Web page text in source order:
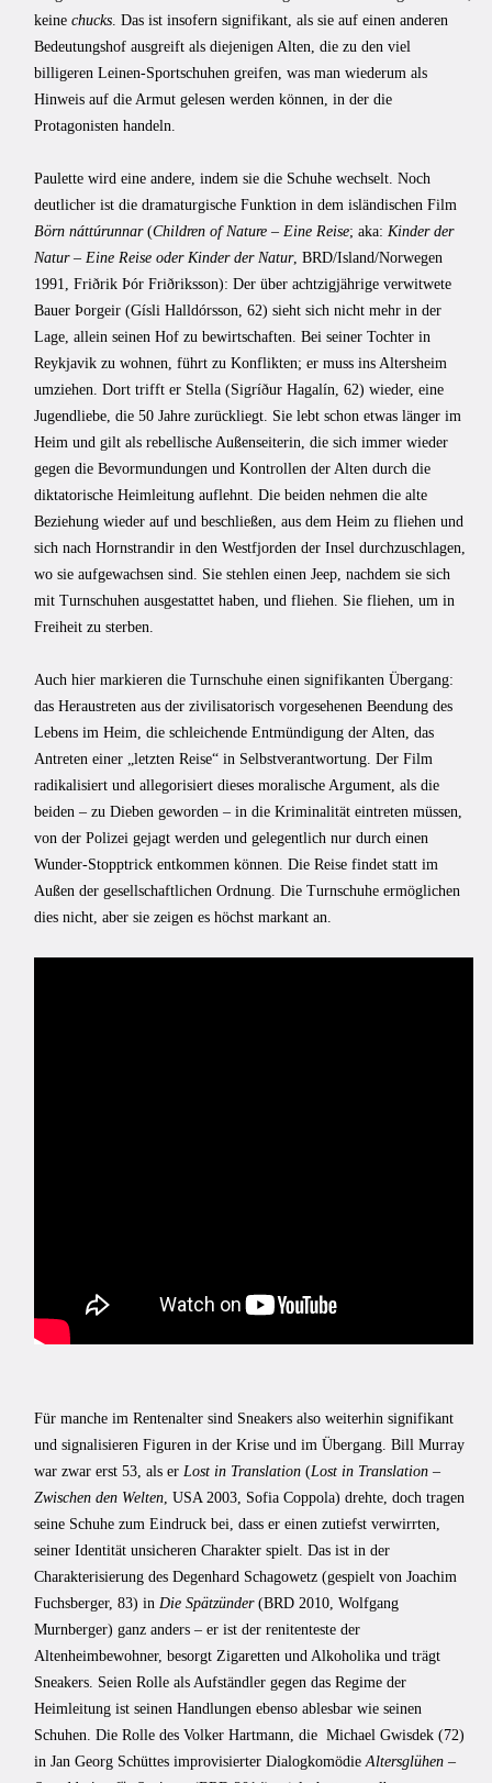
keine chucks. Das ist insofern signifikant, als sie auf einen anderen
Bedeutungshof ausgreift als diejenigen Alten, die zu den viel
billigeren Leinen-Sportschuhen greifen, was man wiederum als
Hinweis auf die Armut gelesen werden können, in der die
Protagonisten handeln.
Paulette wird eine andere, indem sie die Schuhe wechselt. Noch
deutlicher ist die dramaturgische Funktion in dem isländischen Film
Börn náttúrunnar(Children of Nature – Eine Reise; aka: Kinder der
Natur – Eine Reise oder Kinder der Natur, BRD/Island/Norwegen
1991, Friðrik Þór Friðriksson): Der über achtzigjährige verwitwete
Bauer Þorgeir (Gísli Halldórsson, 62) sieht sich nicht mehr in der
Lage, allein seinen Hof zu bewirtschaften. Bei seiner Tochter in
Reykjavik zu wohnen, führt zu Konflikten; er muss ins Altersheim
umziehen. Dort trifft er Stella (Sigríður Hagalín, 62) wieder, eine
Jugendliebe, die 50 Jahre zurückliegt. Sie lebt schon etwas länger im
Heim und gilt als rebellische Außenseiterin, die sich immer wieder
gegen die Bevormundungen und Kontrollen der Alten durch die
diktatorische Heimleitung auflehnt. Die beiden nehmen die alte
Beziehung wieder auf und beschließen, aus dem Heim zu fliehen und
sich nach Hornstrandir in den Westfjorden der Insel durchzuschlagen,
wo sie aufgewachsen sind. Sie stehlen einen Jeep, nachdem sie sich
mit Turnschuhen ausgestattet haben, und fliehen. Sie fliehen, um in
Freiheit zu sterben.
Auch hier markieren die Turnschuhe einen signifikanten Übergang:
das Heraustreten aus der zivilisatorisch vorgesehenen Beendung des
Lebens im Heim, die schleichende Entmündigung der Alten, das
Antreten einer „letzten Reise“ in Selbstverantwortung. Der Film
radikalisiert und allegorisiert dieses moralische Argument, als die
beiden – zu Dieben geworden – in die Kriminalität eintreten müssen,
von der Polizei gejagt werden und gelegentlich nur durch einen
Wunder-Stopptrick entkommen können. Die Reise findet statt im
Außen der gesellschaftlichen Ordnung. Die Turnschuhe ermöglichen
dies nicht, aber sie zeigen es höchst markant an.
Für manche im Rentenalter sind Sneakers also weiterhin signifikant
und signalisieren Figuren in der Krise und im Übergang. Bill Murray
war zwar erst 53, als er Lost in Translation (Lost in Translation –
Zwischen den Welten, USA 2003, Sofia Coppola) drehte, doch tragen
seine Schuhe zum Eindruck bei, dass er einen zutiefst verwirrten,
seiner Identität unsicheren Charakter spielt. Das ist in der
Charakterisierung des Degenhard Schagowetz (gespielt von Joachim
Fuchsberger, 83) in Die Spätzünder(BRD 2010, Wolfgang
Murnberger) ganz anders – er ist der renitenteste der
Altenheimbewohner, besorgt Zigaretten und Alkoholika und trägt
Sneakers. Seien Rolle als Aufständler gegen das Regime der
Heimleitung ist seinen Handlungen ebenso ablesbar wie seinen
Schuhen. Die Rolle des Volker Hartmann, die Michael Gwisdek (72)
in Jan Georg Schüttes improvisierter DialogkomödieAltersglühen –